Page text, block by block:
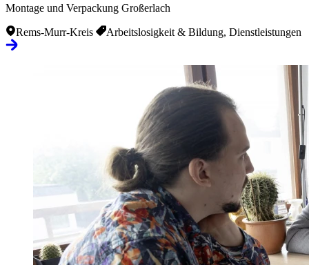
Montage und Verpackung Großerlach
Rems-Murr-Kreis Arbeitslosigkeit & Bildung, Dienstleistungen